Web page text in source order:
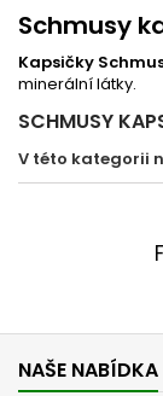
Schmusy
Kapsičky
minerální látky.
SCHMUSY
V této kategorii
NAŠE NABÍDKA